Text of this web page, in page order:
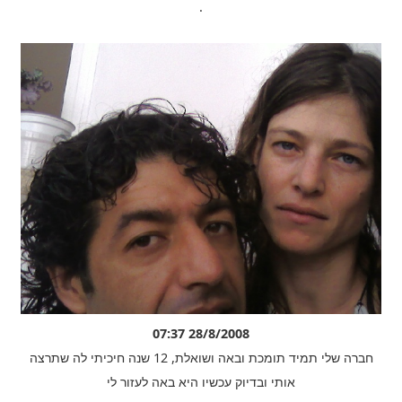
.
28/8/2008 07:37
חברה שלי תמיד תומכת ובאה ושואלת, 12 שנה חיכיתי לה שתרצה
אותי ובדיוק עכשיו היא באה לעזור לי